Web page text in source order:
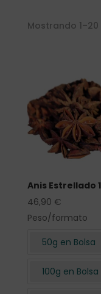
Mostrando
Anis Estrellado
46,90 €
Peso/formato
50g en Bolsa
100g en Bolsa